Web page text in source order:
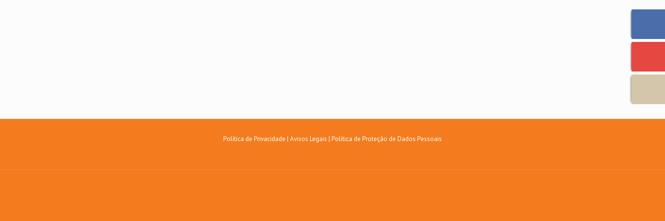
Política de Privacidade | Avisos Legais | Política de Proteção de Dados Pessoais